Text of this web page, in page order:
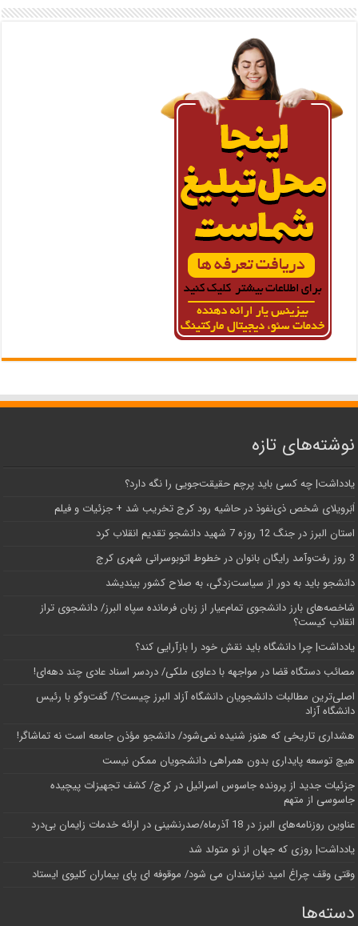
نوشته‌های تازه
یادداشت| ‌چه کسی باید پرچم حقیقت‌جویی را نگه دارد؟
اَبَر‌ویلای شخص ذی‌نفوذ در حاشیه‌ رود کرج تخریب شد + جزئیات و فیلم
استان البرز در جنگ 12 روزه 7 شهید دانشجو تقدیم انقلاب کرد
3 روز رفت‌وآمد رایگان بانوان در خطوط اتوبوسرانی شهری کرج
دانشجو باید به دور از سیاست‌زدگی، به صلاح کشور بیندیشد
شاخصه‌های بارز دانشجوی تمام‌عیار از زبان فرمانده سپاه البرز/ دانشجوی تراز
انقلاب کیست؟
یادداشت| چرا دانشگاه باید نقش خود را بازآرایی کند؟
مصائب دستگاه قضا در مواجهه با دعاوی ملکی/ دردسر اسناد عادی چند‌ دهه‌ای!
اصلی‌ترین مطالبات دانشجویان دانشگاه آزاد البرز چیست؟/ گفت‌وگو با رئیس
دانشگاه آز‌اد
هشداری تاریخی که هنوز شنیده نمی‌شود/ دانشجو مؤذن جامعه است نه تماشاگر!
هیچ توسعه پایداری بدون همراهی دانشجویان ممکن نیست
جزئیات جدید از پرونده جاسوس اسرائیل در کرج/‌ کشف تجهیزات پیچیده
جاسوسی از متهم
عناوین روزنامه‌های البرز در ‌18 آذرماه/صدرنشینی در ارائه خدمات زایمان بی‌درد
یادداشت| روزی که جهان از نو متولد شد
وقتی وقف چراغ امید نیازمندان می شود/ موقوفه ای پای بیماران کلیوی ایستاد
دسته‌ها